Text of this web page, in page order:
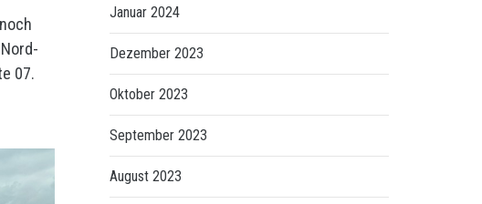
07.
Januar 2024
Dezember 2023
Oktober 2023
September 2023
August 2023